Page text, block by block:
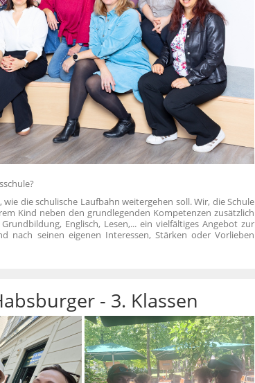
die schulische Laufbahn weitergehen soll. Wir, die Schule
Kind neben den grundlegenden Kompetenzen zusätzlich
Englisch, Lesen,... ein vielfältiges Angebot zur
nach seinen eigenen Interessen, Stärken oder Vorlieben
- 3. Klassen